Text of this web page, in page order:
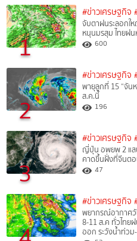
1
#ข่าวเศรษฐกิจ
จับตาฝนระลอกใ
หนุนมรสุม ไทยฝน
600
2
#ข่าวเศรษฐกิจ
พายุลูกที่ 15 “จัน
ส.ค.นี้
196
3
#ข่าวเศรษฐกิจ
ญี่ปุ่น อพยพ 2 แส
คาดขึ้นฝั่งที่จีนตอ
47
#ข่าวเศรษฐกิจ
พยากรณ์อากาศวั
8-11 ส.ค ทั่วไทย
ออก ระวังน้ำท่วม